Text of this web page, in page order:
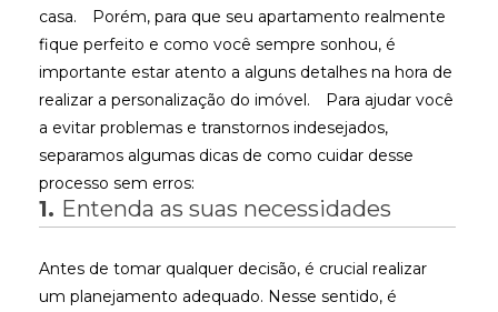
casa.
Porém, para que seu apartamento realmente
fique perfeito e como você sempre sonhou, é
importante estar atento a alguns detalhes na hora de
realizar a personalização do imóvel.
Para ajudar você
a evitar problemas e transtornos indesejados,
separamos algumas dicas de como cuidar desse
processo sem erros:
1. Entenda as suas necessidades
Antes de tomar qualquer decisão, é crucial realizar
um planejamento adequado. Nesse sentido, é